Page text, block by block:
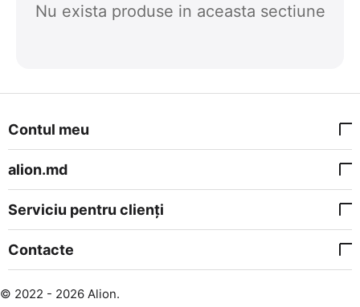
Nu exista produse in aceasta sectiune
Contul meu
alion.md
Serviciu pentru clienți
Contacte
© 2022 - 2026 Alion.